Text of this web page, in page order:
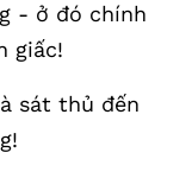
- ở đó chính
giấc!
sát thủ đến